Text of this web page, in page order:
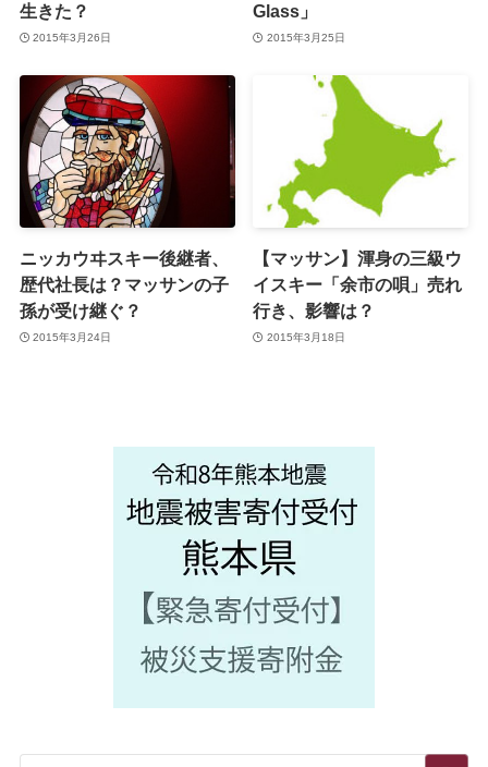
生きた？
2015年3月26日
Glass」
2015年3月25日
ニッカウヰスキー後継者、
歴代社長は？マッサンの子
孫が受け継ぐ？
2015年3月24日
【マッサン】渾身の三級ウ
イスキー「余市の唄」売れ
行き、影響は？
2015年3月18日